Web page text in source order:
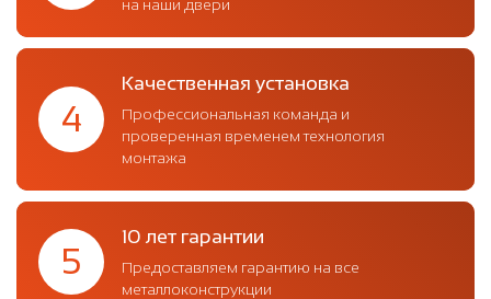
на наши двери
4
Качественная установка
Профессиональная команда и
проверенная временем технология
монтажа
5
10 лет гарантии
Предоставляем гарантию на все
металлоконструкции